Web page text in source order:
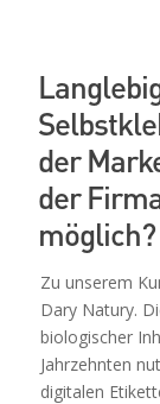
der
der
möglich?
Zu unserem
Dary Natury.
biologischer
Jahrzehnten
digitalen